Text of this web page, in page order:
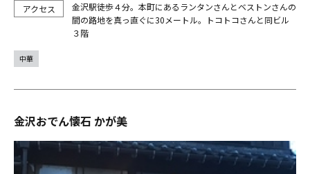
金沢駅徒歩４分。本町にあるランタンさんとベストンさんの
間の路地を真っ直ぐに30メートル。トコトコさんと同ビル
３階
中華
金沢おでん懐石 かが美